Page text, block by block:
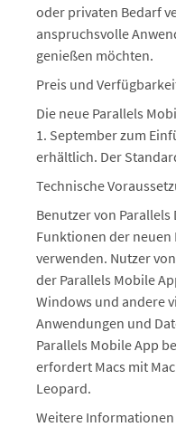
oder privaten Bedarf
anspruchsvolle
genießen möchten.
Preis und
Die neue Parallels
1. September zum
erhältlich. Der
Technische
Benutzer von
Funktionen der neuen
verwenden. Nutzer
der Parallels Mobile
Windows und andere
Anwendungen und
Parallels Mobile App
erfordert Macs mit
Leopard.
Weitere